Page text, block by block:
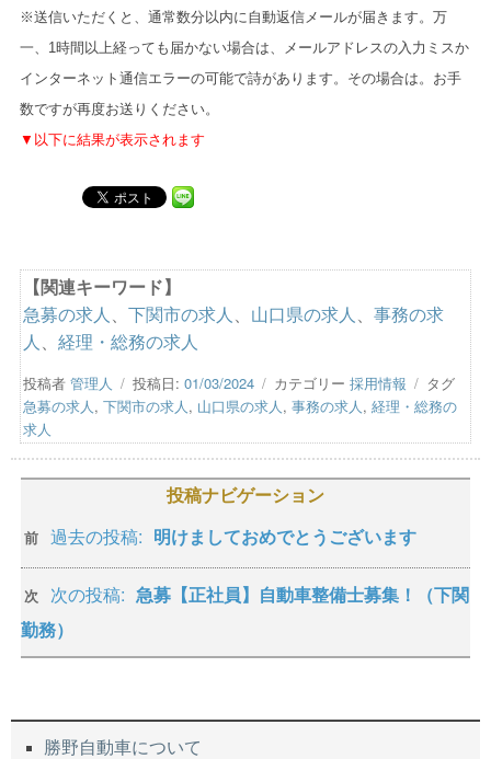
※送信いただくと、通常数分以内に自動返信メールが届きます。万
一、1時間以上経っても届かない場合は、メールアドレスの入力ミスか
インターネット通信エラーの可能で詩があります。その場合は。お手
数ですが再度お送りください。
▼以下に結果が表示されます
【関連キーワード】
急募の求人 下関市の求人 山口県の求人
事務の求
人
経理・総務の求人
投稿者 管理人 投稿日: 01/03/2024 カテゴリー 採用情報
タグ
急募の求人, 下関市の求人, 山口県の求人, 事務の求人, 経理・総務の
求人
投稿ナビゲーション
前 過去の投稿: 明けましておめでとうございます
次 次の投稿: 急募【正社員】自動車整備士募集！（下関
勤務）
勝野自動車について